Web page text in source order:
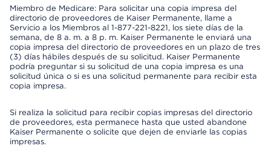
Miembro de Medicare: Para solicitar una copia impresa del
directorio de proveedores de Kaiser Permanente, llame a
Servicio a los Miembros al 1-877-221-8221, los siete días de la
semana, de 8 a. m. a 8 p. m. Kaiser Permanente le enviará una
copia impresa del directorio de proveedores en un plazo de tres
(3) días hábiles después de su solicitud. Kaiser Permanente
podría preguntar si su solicitud de una copia impresa es una
solicitud única o si es una solicitud permanente para recibir esta
copia impresa.
Si realiza la solicitud para recibir copias impresas del directorio
de proveedores, esta permanece hasta que usted abandone
Kaiser Permanente o solicite que dejen de enviarle las copias
impresas.